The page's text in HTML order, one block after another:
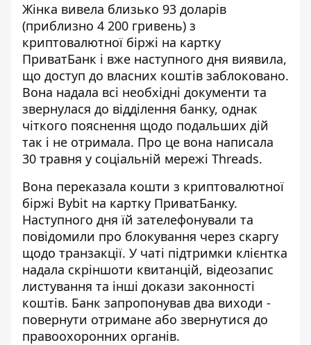
Жінка вивела близько 93 доларів
(приблизно 4 200 гривень) з
криптовалютної біржі на картку
ПриватБанк і вже наступного дня виявила,
що доступ до власних коштів заблоковано.
Вона надала всі необхідні документи та
звернулася до відділення банку, однак
чіткого пояснення щодо подальших дій
так і не отримала. Про це вона написала
30 травня у соціальній мережі Threads.
Вона переказала кошти з криптовалютної
біржі Bybit на картку ПриватБанку.
Наступного дня їй зателефонували та
повідомили про блокування через скаргу
щодо транзакції. У чаті підтримки клієнтка
надала скріншоти квитанцій, відеозапис
листування та інші докази законності
коштів. Банк запропонував два виходи -
повернути отримане або звернутися до
правоохоронних органів.